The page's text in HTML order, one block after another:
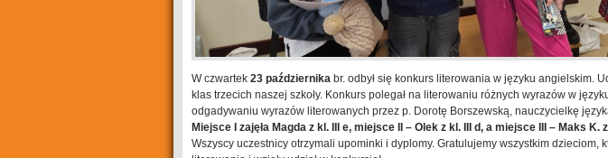
W czwartek 23 października br. odbył się konkurs literowania w języku angielskim.
klas trzecich naszej szkoły. Konkurs polegał na literowaniu różnych wyrazów w
odgadywaniu wyrazów literowanych przez p. Dorotę Borszewską, nauczycielkę
Miejsce I zajęła Magda z kl. III e, miejsce II – Olek z kl. III d, a miejsce III – Maks K.
Wszyscy uczestnicy otrzymali upominki i dyplomy. Gratulujemy wszystkim dzieciom,